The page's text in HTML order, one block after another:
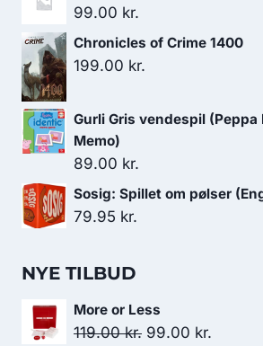
99.00 kr.
Chronicles of Crime 1400
199.00 kr.
Gurli Gris vendespil (Peppa
Memo)
89.00 kr.
Sosig: Spillet om pølser
79.95 kr.
NYE TILBUD
More or Less
119.00kr. Den
99.00 kr.